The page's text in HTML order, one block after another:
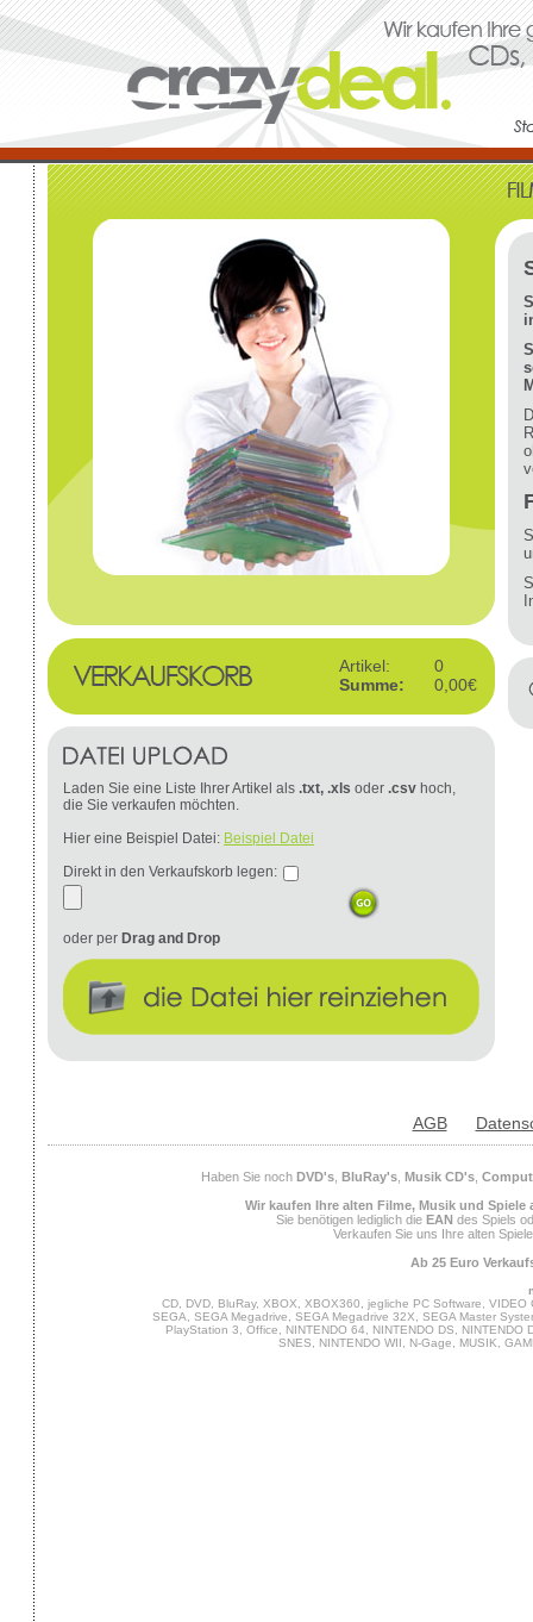
Artikel:
0
Summe:
0,00€
Laden Sie eine Liste Ihrer Artikel als .txt, .xls oder .csv hoch,
die Sie verkaufen möchten.
Hier eine Beispiel Datei: Beispiel Datei
Direkt in den Verkaufskorb legen:
oder per Drag and Drop
AGB
Haben Sie noch DVD's, BluRay's, Musik CD's,
Wir kaufen Ihre alten Filme, Musik und Spiele
Sie benötigen lediglich die EAN des Spiels
Verkaufen Sie uns Ihre alten
Ab 25 Euro
CD, DVD, BluRay, XBOX, XBOX360, jegliche PC Software,
SEGA, SEGA Megadrive, SEGA Megadrive 32X, SEGA Master
PlayStation 3, Office, NINTENDO 64, NINTENDO DS,
SNES, NINTENDO WII, N-Gage, MUSIK,